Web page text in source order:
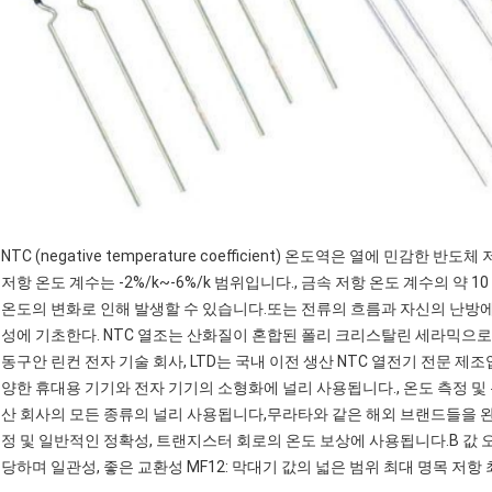
NTC (negative temperature coefficient) 온도역은 열에 민감한 반도체
저항 온도 계수는 -2%/k~-6%/k 범위입니다., 금속 저항 온도 계수의 약
온도의 변화로 인해 발생할 수 있습니다.또는 전류의 흐름과 자신의 난방
성에 기초한다. NTC 열조는 산화질이 혼합된 폴리 크리스탈린 세라믹으
동구안 린컨 전자 기술 회사, LTD는 국내 이전 생산 NTC 열전기 전문 제
양한 휴대용 기기와 전자 기기의 소형화에 널리 사용됩니다., 온도 측정
산 회사의 모든 종류의 널리 사용됩니다,무라타와 같은 해외 브랜드들을
정 및 일반적인 정확성, 트랜지스터 회로의 온도 보상에 사용됩니다.B 값
당하며 일관성, 좋은 교환성 MF12: 막대기 값의 넓은 범위 최대 명목 저항